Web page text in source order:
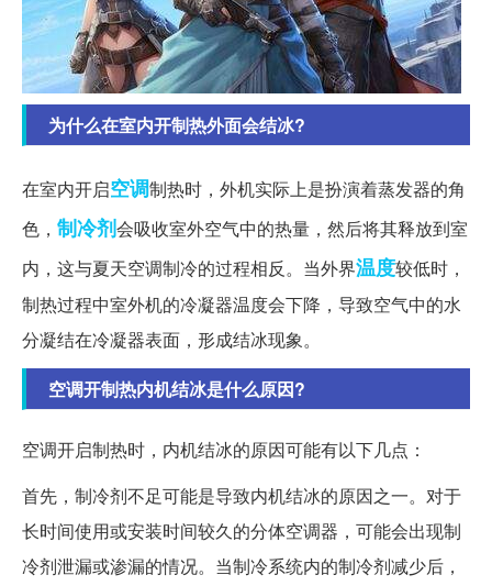
为什么在室内开制热外面会结冰?
在室内开启空调制热时，外机实际上是扮演着蒸发器的角
色， 制冷剂会吸收室外空气中的热量，然后将其释放到室
内，这与夏天空调制冷的过程相反。当外界温度较低时，
制热过程中室外机的冷凝器温度会下降，导致空气中的水
分凝结在冷凝器表面，形成结冰现象。
空调开制热内机结冰是什么原因?
空调开启制热时，内机结冰的原因可能有以下几点：
首先，制冷剂不足可能是导致内机结冰的原因之一。对于
长时间使用或安装时间较久的分体空调器，可能会出现制
冷剂泄漏或渗漏的情况。当制冷系统内的制冷剂减少后，